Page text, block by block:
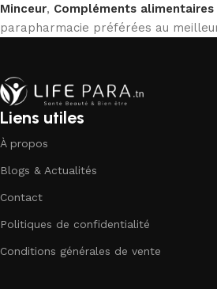
Minceur, Compléments alimentaires
parapharmacie préférées au
Liens utiles
À propos
Blogs & Actualités
Contact
Politiques de confidentialité
Conditions générales de vente